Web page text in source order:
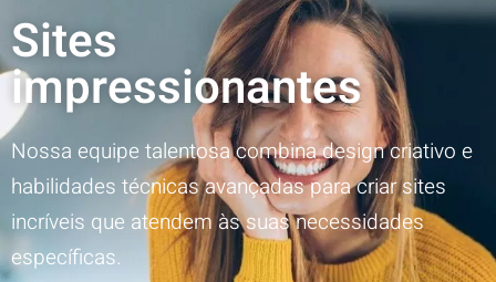
Sites
impressionantes
Nossa equipe talentosa combina design criativo e
habilidades técnicas avançadas para criar sites
incríveis que atendem às suas necessidades
específicas.